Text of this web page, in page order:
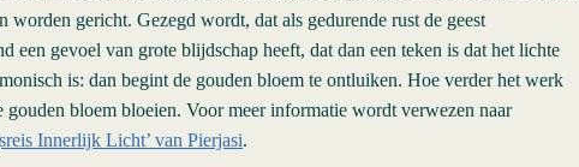
worden gericht. Gezegd wordt, dat als gedurende rust de geest
een gevoel van grote blijdschap heeft, dat dan een teken is dat het lichte
is: dan begint de gouden bloem te ontluiken. Hoe verder het werk
gouden bloem bloeien. Voor meer informatie wordt verwezen naar
Innerlijk Licht’ van Pierjasi.